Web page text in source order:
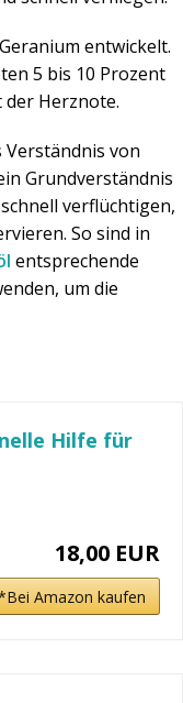
entwickelt.
5 bis 10 Prozent
der Herznote.
von
Grundverständnis
verflüchtigen,
So sind in
entsprechende
um die
Hilfe für
18,00 EUR
Amazon kaufen